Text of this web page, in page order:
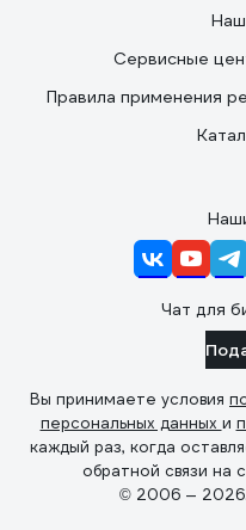
Сервисные
Правила применения
Чат для
Вы принимаете условия
персональных данных и
каждый раз, когда
обратной связи на
© 2006 —